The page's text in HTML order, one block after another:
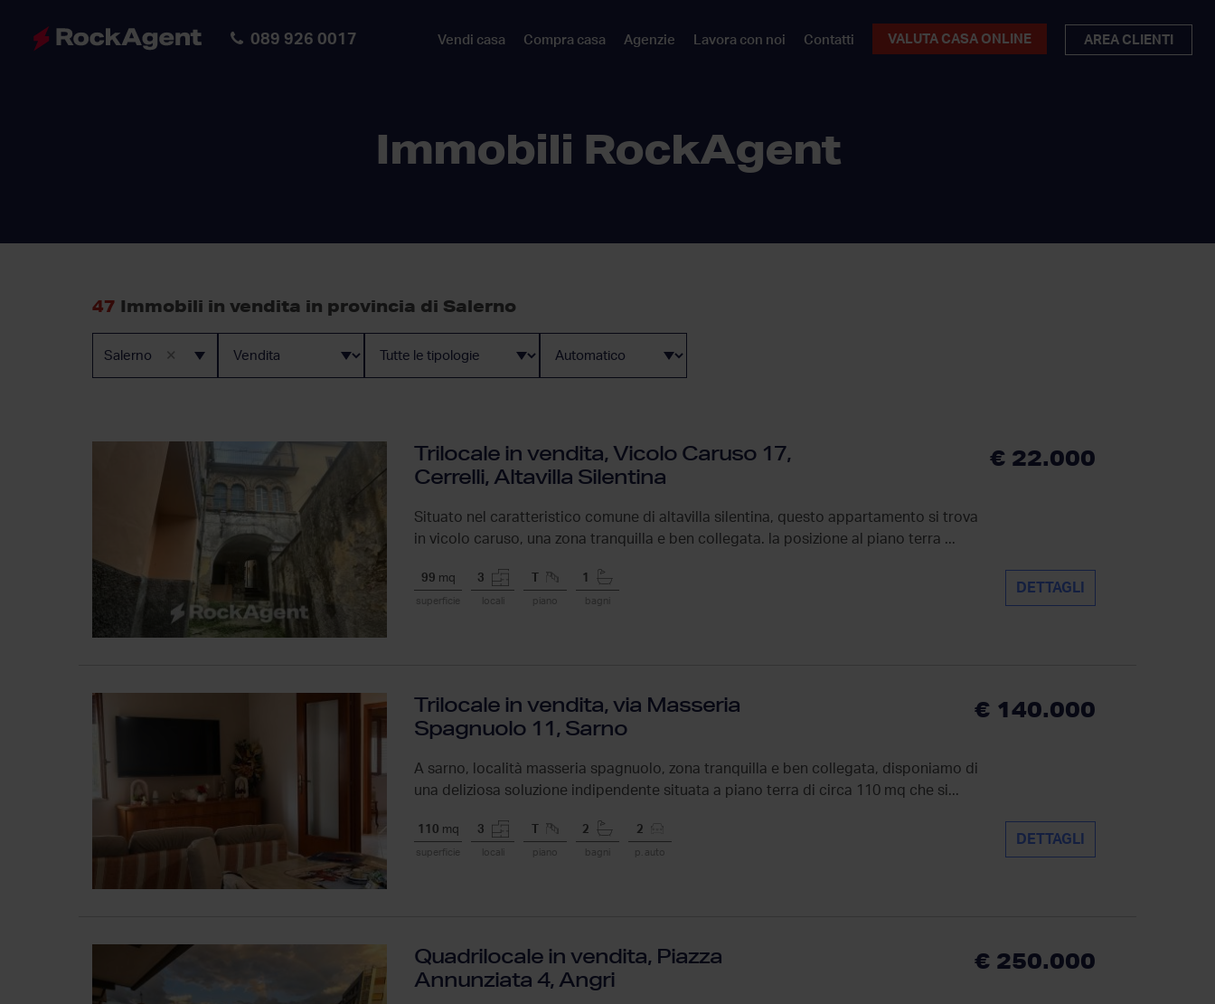
089 926 0017 Vendi casa Compra casa Agenzie Lavora con noi Contatti VALUTA CASA ONLINE AREA CLIENTI
Immobili RockAgent
47 Immobili in vendita in provincia di Salerno
×
Salerno
Trilocale in vendita, Vicolo Caruso 17,
Cerrelli, Altavilla Silentina
€ 22.000
Situato nel caratteristico comune di altavilla silentina, questo appartamento si trova
in vicolo caruso, una zona tranquilla e ben collegata. la posizione al piano terra ...
99 mq
superficie
3
locali piano
1
bagni
DETTAGLI
Trilocale in vendita, via Masseria
Spagnuolo 11, Sarno
€ 140.000
A sarno, località masseria spagnuolo, zona tranquilla e ben collegata, disponiamo di
una deliziosa soluzione indipendente situata a piano terra di circa 110 mq che si...
110 mq
superficie
3
locali piano
2
bagni
2
p. auto
DETTAGLI
Quadrilocale in vendita, Piazza
Annunziata 4, Angri
€ 250.000